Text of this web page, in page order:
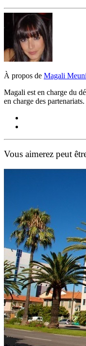
À propos de Magali
Magali est en charge du
en charge des partenariats.
Vous aimerez peut